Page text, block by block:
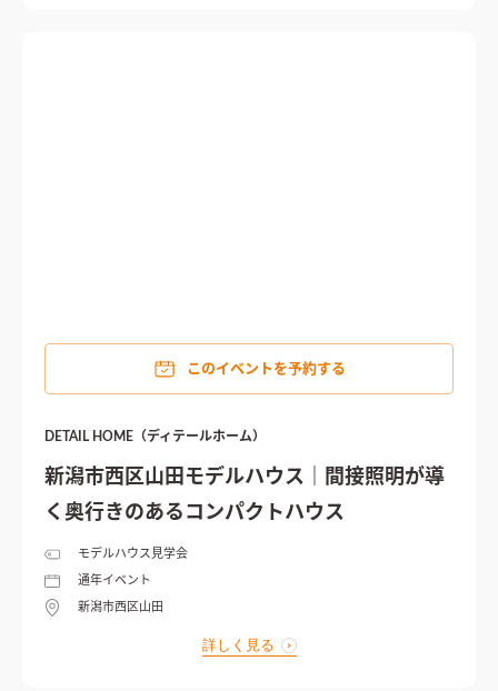
このイベントを予約する
DETAIL HOME（ディテールホーム）
新潟市西区山田モデルハウス｜間接照明が導
く奥行きのあるコンパクトハウス
モデルハウス見学会
通年イベント
新潟市西区山田
詳しく見る